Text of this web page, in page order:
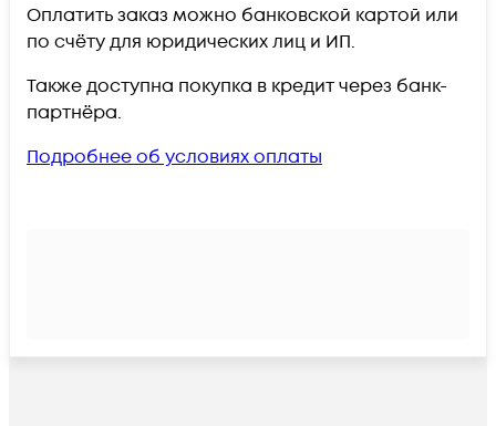
Оплатить заказ можно банковской картой или
по счёту для юридических лиц и ИП.
Также доступна покупка в кредит через банк-
партнёра.
Подробнее об условиях оплаты